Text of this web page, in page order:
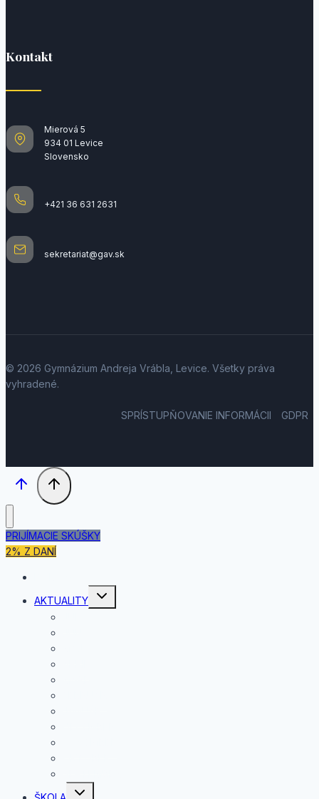
Kontakt
Mierová 5
934 01 Levice
Slovensko
+421 36 631 2631
sekretariat@gav.sk
© 2026 Gymnázium Andreja Vrábla, Levice. Všetky práva
vyhradené.
SPRÍSTUPŇOVANIE INFORMÁCII GDPR
PRIJÍMACIE SKÚŠKY
2% Z DANÍ
AKTUALITY
Toggle
child
Toggle